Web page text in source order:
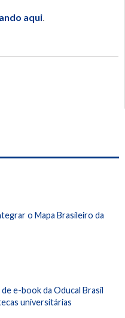
aqui.
o Mapa Brasileiro da
e-book da Oducal Brasil
universitárias